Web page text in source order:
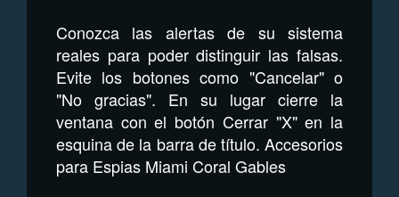
Conozca las alertas de su sistema
reales para poder distinguir las falsas.
Evite los botones como "Cancelar" o
"No gracias". En su lugar cierre la
ventana con el botón Cerrar "X" en la
esquina de la barra de título. Accesorios
para Espias Miami Coral Gables